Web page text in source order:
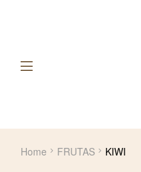
Home FRUTAS KIWI